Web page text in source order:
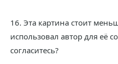
16. Эта картина стоит
использовал автор для её
согласитесь?